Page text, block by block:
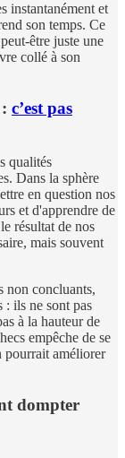
instantanément et
son temps. Ce
être juste une
collé à son
c’est pas
qualités
Dans la sphère
en question nos
et d'apprendre de
résultat de nos
mais souvent
non concluants,
: ils ne sont pas
à la hauteur de
empêche de se
pourrait améliorer
dompter